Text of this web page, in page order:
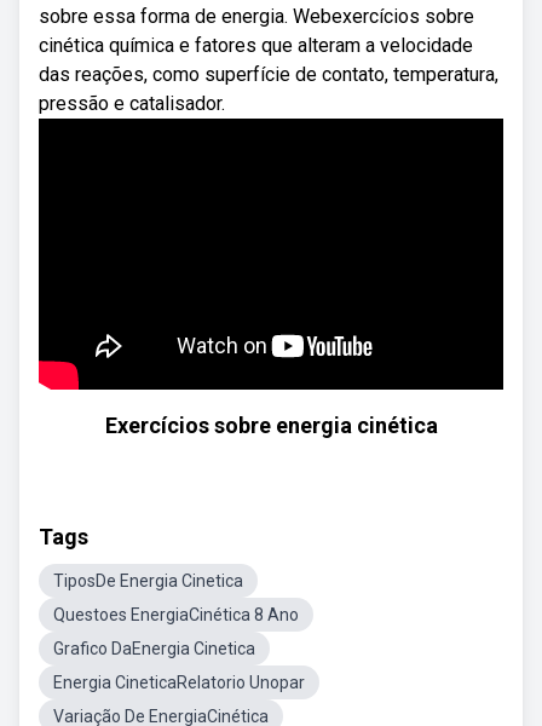
sobre essa forma de energia. Webexercícios sobre
cinética química e fatores que alteram a velocidade
das reações, como superfície de contato, temperatura,
pressão e catalisador.
Exercícios sobre energia cinética
Tags
TiposDe Energia Cinetica
Questoes EnergiaCinética 8 Ano
Grafico DaEnergia Cinetica
Energia CineticaRelatorio Unopar
Variação De EnergiaCinética